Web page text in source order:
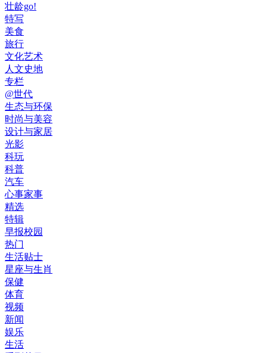
壮龄go!
特写
美食
旅行
文化艺术
人文史地
专栏
@世代
生态与环保
时尚与美容
设计与家居
光影
科玩
科普
汽车
心事家事
精选
特辑
早报校园
热门
生活贴士
星座与生肖
保健
体育
视频
新闻
娱乐
生活